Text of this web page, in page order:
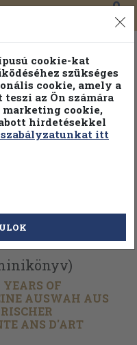
0
kiadványunk közül
Válasszon példányt
OF
AUSWAH AUS
B
ANS D'ART
cookie-kat
szükséges
cookie, amely a
az Ön számára
marketing cookie,
hirdetésekkel
itt